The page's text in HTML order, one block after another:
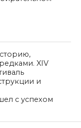
XIV
и
с успехом